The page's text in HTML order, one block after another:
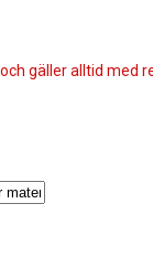
gäller alltid